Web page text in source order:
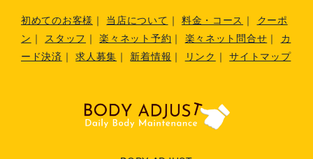
初めてのお客様 ｜ 当店について ｜ 料金・コース ｜ クーポ
ン ｜ スタッフ ｜楽々ネット予約 ｜ 楽々ネット問合せ ｜ カ
ード決済 ｜求人募集 ｜ 新着情報 ｜ リンク ｜サイトマップ